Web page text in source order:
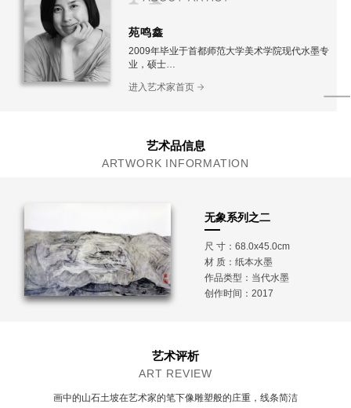
苑鸣鑫
2009年毕业于首都师范大学美术学院现代水墨专
业，硕士
现为火箭军美术书法研究院创作员
进入艺术家首页
艺术品信息
ARTWORK INFORMATION
无象系列之二
尺 寸：68.0x45.0cm
材 质： 纸本水墨
作品类型：当代水墨
创作时间：2017
艺术评析
ART REVIEW
画中的山石土坡在艺术家的笔下像雕塑般的庄重，线条简洁